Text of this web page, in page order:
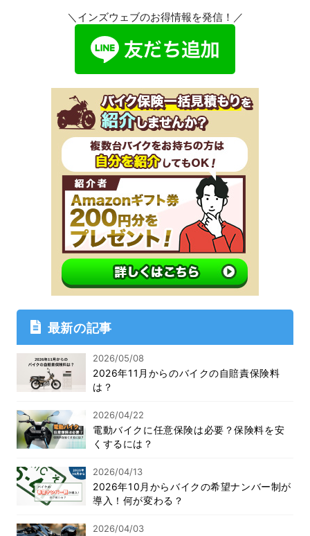
＼インズウェブのお得情報を発信！／
最新の記事
2026/05/08
2026年11月からのバイクの自賠責保険料
は？
2026/04/22
電動バイクに任意保険は必要？保険料を安
くするには？
2026/04/13
2026年10月からバイクの希望ナンバー制が
導入！何が変わる？
2026/04/03